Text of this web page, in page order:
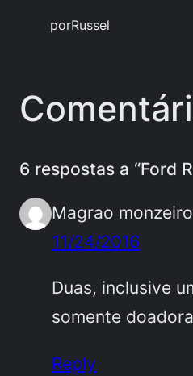
porRussel
6 respostas a “Ford
Magrao monzeiro
11/24/2016
Duas, inclusive
somente
Reply